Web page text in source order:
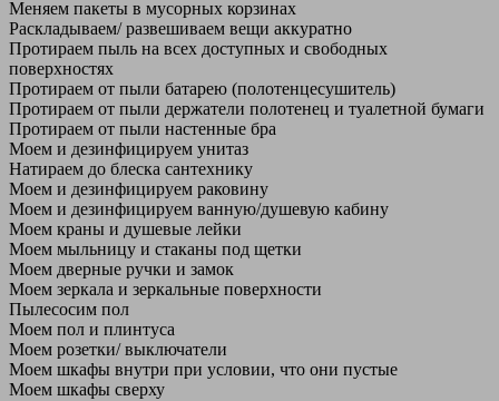
Меняем пакеты в мусорных корзинах
Раскладываем/ развешиваем вещи аккуратно
Протираем пыль на всех доступных и свободных
поверхностях
Протираем от пыли батарею (полотенцесушитель)
Протираем от пыли держатели полотенец и туалетной бумаги
Протираем от пыли настенные бра
Моем и дезинфицируем унитаз
Натираем до блеска сантехнику
Моем и дезинфицируем раковину
Моем и дезинфицируем ванную/душевую кабину
Моем краны и душевые лейки
Моем мыльницу и стаканы под щетки
Моем дверные ручки и замок
Моем зеркала и зеркальные поверхности
Пылесосим пол
Моем пол и плинтуса
Моем розетки/ выключатели
Моем шкафы внутри при условии, что они пустые
Моем шкафы сверху